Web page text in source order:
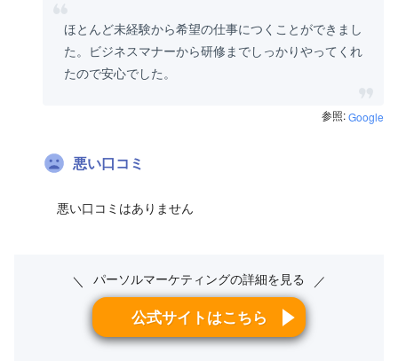
ほとんど未経験から希望の仕事につくことができまし
た。ビジネスマナーから研修までしっかりやってくれ
たので安心でした。
参照:Google
悪い口コミ
悪い口コミはありません
＼ パーソルマーケティングの詳細を見る ／
公式サイトはこちら